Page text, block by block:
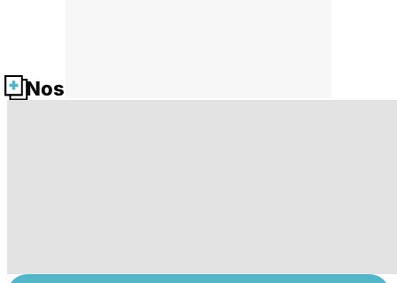
Nos fiches santé